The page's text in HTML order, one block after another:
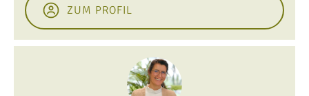
ZUM PROFIL